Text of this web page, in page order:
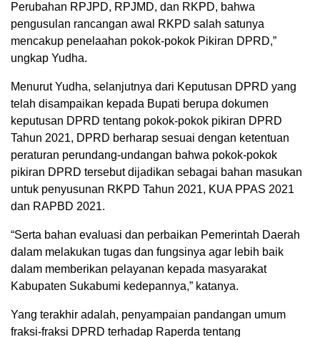
Perubahan RPJPD, RPJMD, dan RKPD, bahwa
pengusulan rancangan awal RKPD salah satunya
mencakup penelaahan pokok-pokok Pikiran DPRD,”
ungkap Yudha.
Menurut Yudha, selanjutnya dari Keputusan DPRD yang
telah disampaikan kepada Bupati berupa dokumen
keputusan DPRD tentang pokok-pokok pikiran DPRD
Tahun 2021, DPRD berharap sesuai dengan ketentuan
peraturan perundang-undangan bahwa pokok-pokok
pikiran DPRD tersebut dijadikan sebagai bahan masukan
untuk penyusunan RKPD Tahun 2021, KUA PPAS 2021
dan RAPBD 2021.
“Serta bahan evaluasi dan perbaikan Pemerintah Daerah
dalam melakukan tugas dan fungsinya agar lebih baik
dalam memberikan pelayanan kepada masyarakat
Kabupaten Sukabumi kedepannya,” katanya.
Yang terakhir adalah, penyampaian pandangan umum
fraksi-fraksi DPRD terhadap Raperda tentang